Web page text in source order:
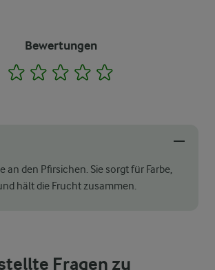
Bewertungen
1 2 3 4
an den Pfirsichen. Sie sorgt für Farbe,
hält die Frucht zusammen.
Fragen zu